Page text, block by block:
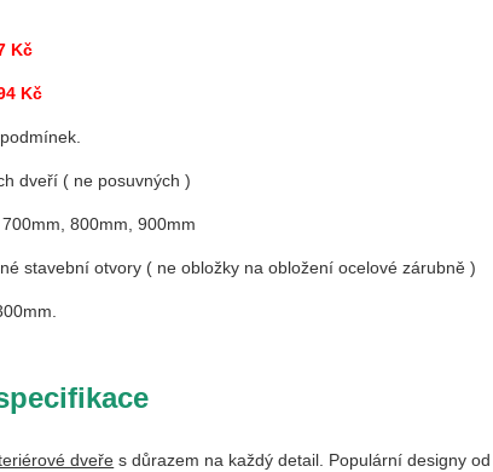
Kč
Kč
dveří ( ne posuvných )
800mm, 900mm
stavební otvory ( ne obložky na obložení ocelové zárubně )
dveře s důrazem na každý detail. Populární designy od